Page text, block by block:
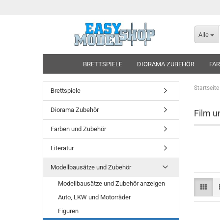
Alle
BRETTSPIELE DIORAMA ZUBEHÖR
Startseite
Film
Brettspiele
Diorama Zubehör
Farben und Zubehör
Literatur
Modellbausätze und Zubehör
Modellbausätze und Zubehör anzeigen
Auto, LKW und Motorräder
Figuren